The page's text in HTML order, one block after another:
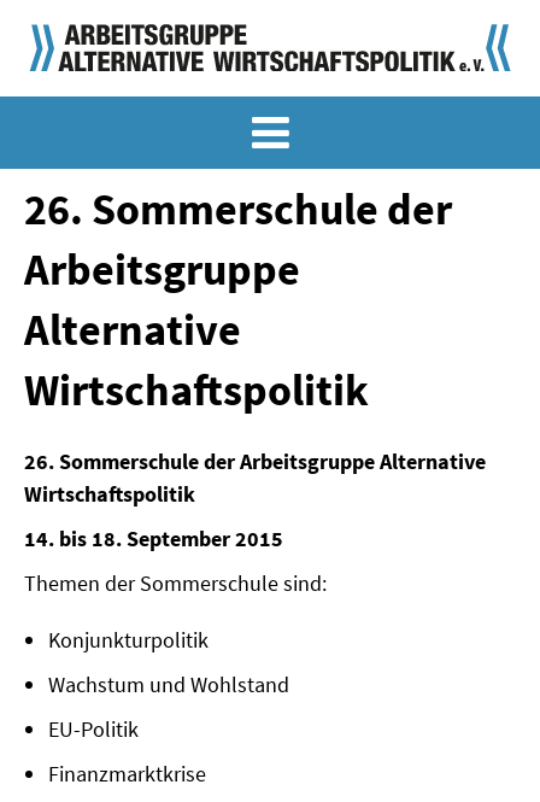
KLASSIKER
SONDERVERÖFFENTLICHUNGEN
LANGFASSUNGEN ZU DEN MEMORANDEN
MATERIALIEN
MATERIALIEN ZU DEN MEMORANDEN
MATERIALIEN ZUR SOMMERSCHULE
MEMO-FORUM
SOMMERSCHULE
SOMMERSCHULE 2025
26. Sommerschule der
Arbeitsgruppe
Alternative
Wirtschaftspolitik
26. Sommerschule der Arbeitsgruppe Alternative
Wirtschaftspolitik
14. bis 18. September 2015
Themen der Sommerschule sind:
Konjunkturpolitik
Wachstum und Wohlstand
EU-Politik
Finanzmarktkrise